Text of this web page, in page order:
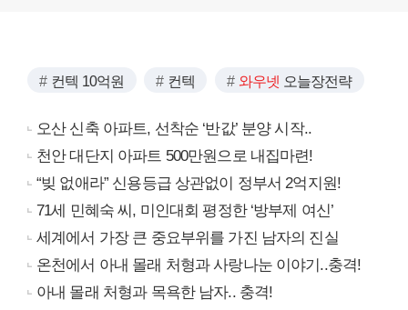
컨텍 10억원 컨텍 와우넷 오늘장전략
오산 신축 아파트, 선착순 ‘반값’ 분양 시작..
천안 대단지 아파트 500만원으로 내집마련!
“빚 없애라” 신용등급 상관없이 정부서 2억지원!
71세 민혜숙 씨, 미인대회 평정한 ‘방부제 여신’
세계에서 가장 큰 중요부위를 가진 남자의 진실
온천에서 아내 몰래 처형과 사랑나눈 이야기..충격!
아내 몰래 처형과 목욕한 남자.. 충격!